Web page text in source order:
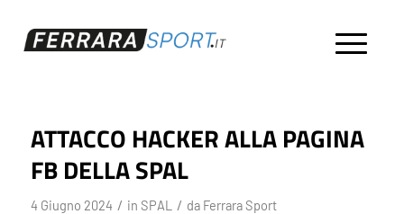
ATTACCO HACKER ALLA PAGINA
FB DELLA SPAL
4 Giugno 2024 / in SPAL / da Ferrara Sport